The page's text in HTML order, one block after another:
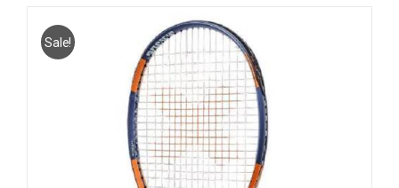
Sale!